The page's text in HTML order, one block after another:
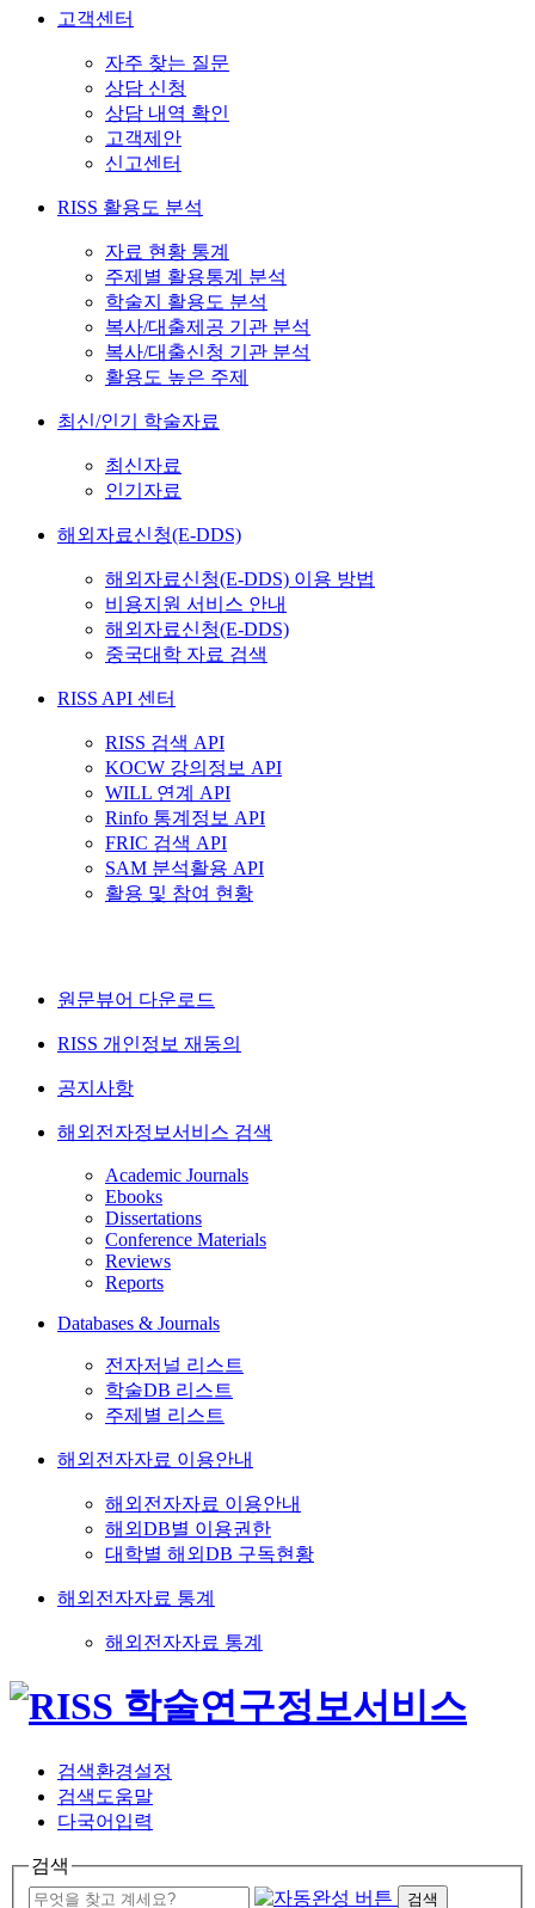
고객센터
자주 찾는 질문
상담 신청
상담 내역 확인
고객제안
신고센터
RISS 활용도 분석
자료 현황 통계
주제별 활용통계 분석
학술지 활용도 분석
복사/대출제공 기관 분석
복사/대출신청 기관 분석
활용도 높은 주제
최신/인기 학술자료
최신자료
인기자료
해외자료신청(E-DDS)
해외자료신청(E-DDS) 이용 방법
비용지원 서비스 안내
해외자료신청(E-DDS)
중국대학 자료 검색
RISS API 센터
RISS 검색 API
KOCW 강의정보 API
WILL 연계 API
Rinfo 통계정보 API
FRIC 검색 API
SAM 분석활용 API
활용 및 참여 현황
원문뷰어 다운로드
RISS 개인정보 재동의
공지사항
해외전자정보서비스 검색
Academic Journals
Ebooks
Dissertations
Conference Materials
Reviews
Reports
Databases & Journals
전자저널 리스트
학술DB 리스트
주제별 리스트
해외전자자료 이용안내
해외전자자료 이용안내
해외DB별 이용권한
대학별 해외DB 구독현황
해외전자자료 통계
해외전자자료 통계
검색환경설정
검색도움말
다국어입력
검색
검색